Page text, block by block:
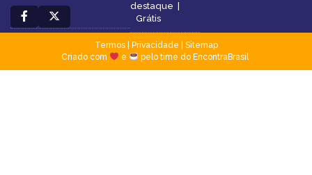
destaque
Grátis
Termos| Privacidade
Sitemap
Criado com
e pelo time do EncontraBrasil